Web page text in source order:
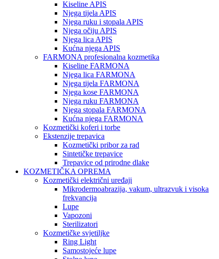
Kiseline APIS
Njega tijela APIS
Njega ruku i stopala APIS
Njega očiju APIS
Njega lica APIS
Kućna njega APIS
FARMONA profesionalna kozmetika
Kiseline FARMONA
Njega lica FARMONA
Njega tijela FARMONA
Njega kose FARMONA
Njega ruku FARMONA
Njega stopala FARMONA
Kućna njega FARMONA
Kozmetički koferi i torbe
Ekstenzije trepavica
Kozmetički pribor za rad
Sintetičke trepavice
Trepavice od prirodne dlake
KOZMETIČKA OPREMA
Kozmetički električni uređaji
Mikrodermoabrazija, vakum, ultrazvuk i visoka
frekvancija
Lupe
Vapozoni
Sterilizatori
Kozmetičke svjetiljke
Ring Light
Samostojeće lupe